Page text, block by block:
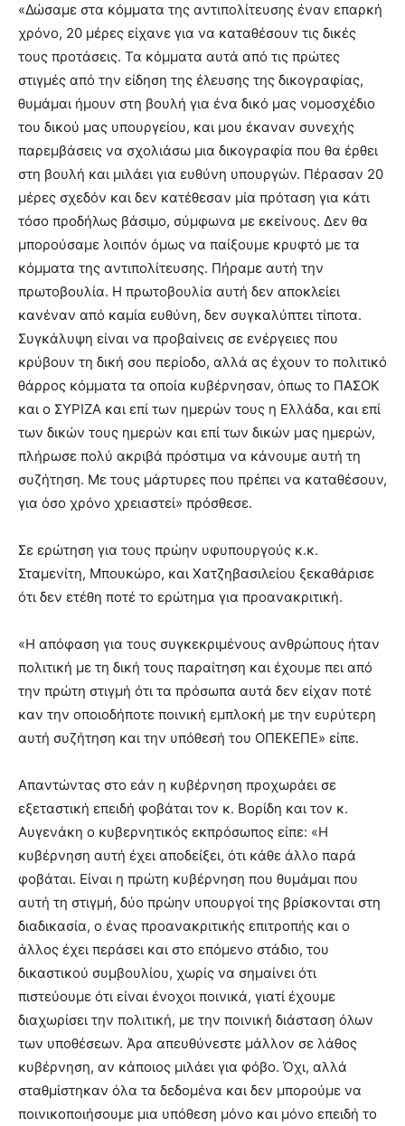
«Δώσαμε στα κόμματα της αντιπολίτευσης έναν επαρκή
χρόνο, 20 μέρες είχανε για να καταθέσουν τις δικές
τους προτάσεις. Τα κόμματα αυτά από τις πρώτες
στιγμές από την είδηση της έλευσης της δικογραφίας,
θυμάμαι ήμουν στη βουλή για ένα δικό μας νομοσχέδιο
του δικού μας υπουργείου, και μου έκαναν συνεχής
παρεμβάσεις να σχολιάσω μια δικογραφία που θα έρθει
στη βουλή και μιλάει για ευθύνη υπουργών. Πέρασαν 20
μέρες σχεδόν και δεν κατέθεσαν μία πρόταση για κάτι
τόσο προδήλως βάσιμο, σύμφωνα με εκείνους. Δεν θα
μπορούσαμε λοιπόν όμως να παίξουμε κρυφτό με τα
κόμματα της αντιπολίτευσης. Πήραμε αυτή την
πρωτοβουλία. Η πρωτοβουλία αυτή δεν αποκλείει
κανέναν από καμία ευθύνη, δεν συγκαλύπτει τίποτα.
Συγκάλυψη είναι να προβαίνεις σε ενέργειες που
κρύβουν τη δική σου περίοδο, αλλά ας έχουν το πολιτικό
θάρρος κόμματα τα οποία κυβέρνησαν, όπως το ΠΑΣΟΚ
και ο ΣΥΡΙΖΑ και επί των ημερών τους η Ελλάδα, και επί
των δικών τους ημερών και επί των δικών μας ημερών,
πλήρωσε πολύ ακριβά πρόστιμα να κάνουμε αυτή τη
συζήτηση. Με τους μάρτυρες που πρέπει να καταθέσουν,
για όσο χρόνο χρειαστεί» πρόσθεσε.
Σε ερώτηση για τους πρώην υφυπουργούς κ.κ.
Σταμενίτη, Μπουκώρο, και Χατζηβασιλείου ξεκαθάρισε
ότι δεν ετέθη ποτέ το ερώτημα για προανακριτική.
«Η απόφαση για τους συγκεκριμένους ανθρώπους ήταν
πολιτική με τη δική τους παραίτηση και έχουμε πει από
την πρώτη στιγμή ότι τα πρόσωπα αυτά δεν είχαν ποτέ
καν την οποιοδήποτε ποινική εμπλοκή με την ευρύτερη
αυτή συζήτηση και την υπόθεσή του ΟΠΕΚΕΠΕ» είπε.
Απαντώντας στο εάν η κυβέρνηση προχωράει σε
εξεταστική επειδή φοβάται τον κ. Βορίδη και τον κ.
Αυγενάκη ο κυβερνητικός εκπρόσωπος είπε: «H
κυβέρνηση αυτή έχει αποδείξει, ότι κάθε άλλο παρά
φοβάται. Είναι η πρώτη κυβέρνηση που θυμάμαι που
αυτή τη στιγμή, δύο πρώην υπουργοί της βρίσκονται στη
διαδικασία, ο ένας προανακριτικής επιτροπής και ο
άλλος έχει περάσει και στο επόμενο στάδιο, του
δικαστικού συμβουλίου, χωρίς να σημαίνει ότι
πιστεύουμε ότι είναι ένοχοι ποινικά, γιατί έχουμε
διαχωρίσει την πολιτική, με την ποινική διάσταση όλων
των υποθέσεων. Άρα απευθύνεστε μάλλον σε λάθος
κυβέρνηση, αν κάποιος μιλάει για φόβο. Όχι, αλλά
σταθμίστηκαν όλα τα δεδομένα και δεν μπορούμε να
ποινικοποιήσουμε μια υπόθεση μόνο και μόνο επειδή το